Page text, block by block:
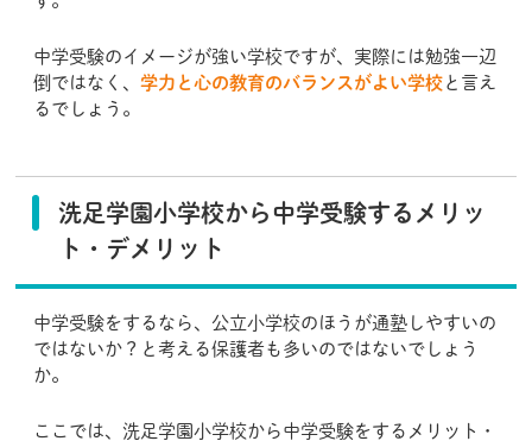
中学受験のイメージが強い学校ですが、実際には勉強一辺
倒ではなく、学力と心の教育のバランスがよい学校 と言え
るでしょう。
洗足学園小学校から中学受験するメリッ
ト・デメリット
中学受験をするなら、公立小学校のほうが通塾しやすいの
ではないか？と考える保護者も多いのではないでしょう
か。
ここでは、洗足学園小学校から中学受験をするメリット・